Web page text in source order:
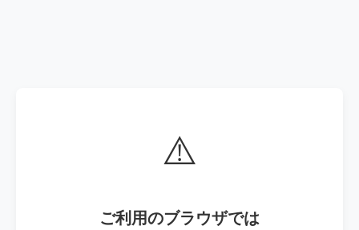
⚠️
ご利用のブラウザでは